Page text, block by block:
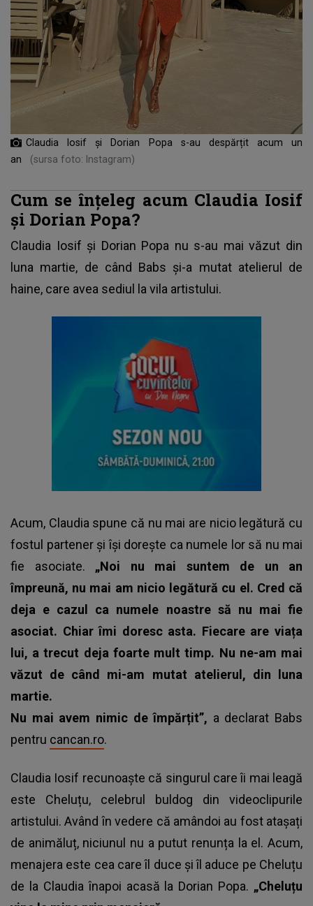
Claudia Iosif și Dorian Popa s-au despărțit acum un
an
(sursa foto: Instagram)
Cum se înțeleg acum Claudia Iosif
și Dorian Popa?
Claudia Iosif și Dorian Popa nu s-au mai văzut din
luna martie, de când Babs și-a mutat atelierul de
haine, care avea sediul la vila artistului.
Acum, Claudia spune că nu mai are nicio legătură cu
fostul partener și își dorește ca numele lor să nu mai
fie asociate. „Noi nu mai suntem de un an
împreună, nu mai am nicio legătură cu el. Cred că
deja e cazul ca numele noastre să nu mai fie
asociat. Chiar îmi doresc asta. Fiecare are viața
lui, a trecut deja foarte mult timp. Nu ne-am mai
văzut de când mi-am mutat atelierul, din luna
martie.
Nu mai avem nimic de împărțit”, a declarat Babs
pentru cancan.ro.
Claudia Iosif recunoaște că singurul care îi mai leagă
este Cheluțu, celebrul buldog din videoclipurile
artistului. Având în vedere că amândoi au fost atașați
de animăluț, niciunul nu a putut renunța la el. Acum,
menajera este cea care îl duce și îl aduce pe Cheluțu
de la Claudia înapoi acasă la Dorian Popa. „Cheluțu